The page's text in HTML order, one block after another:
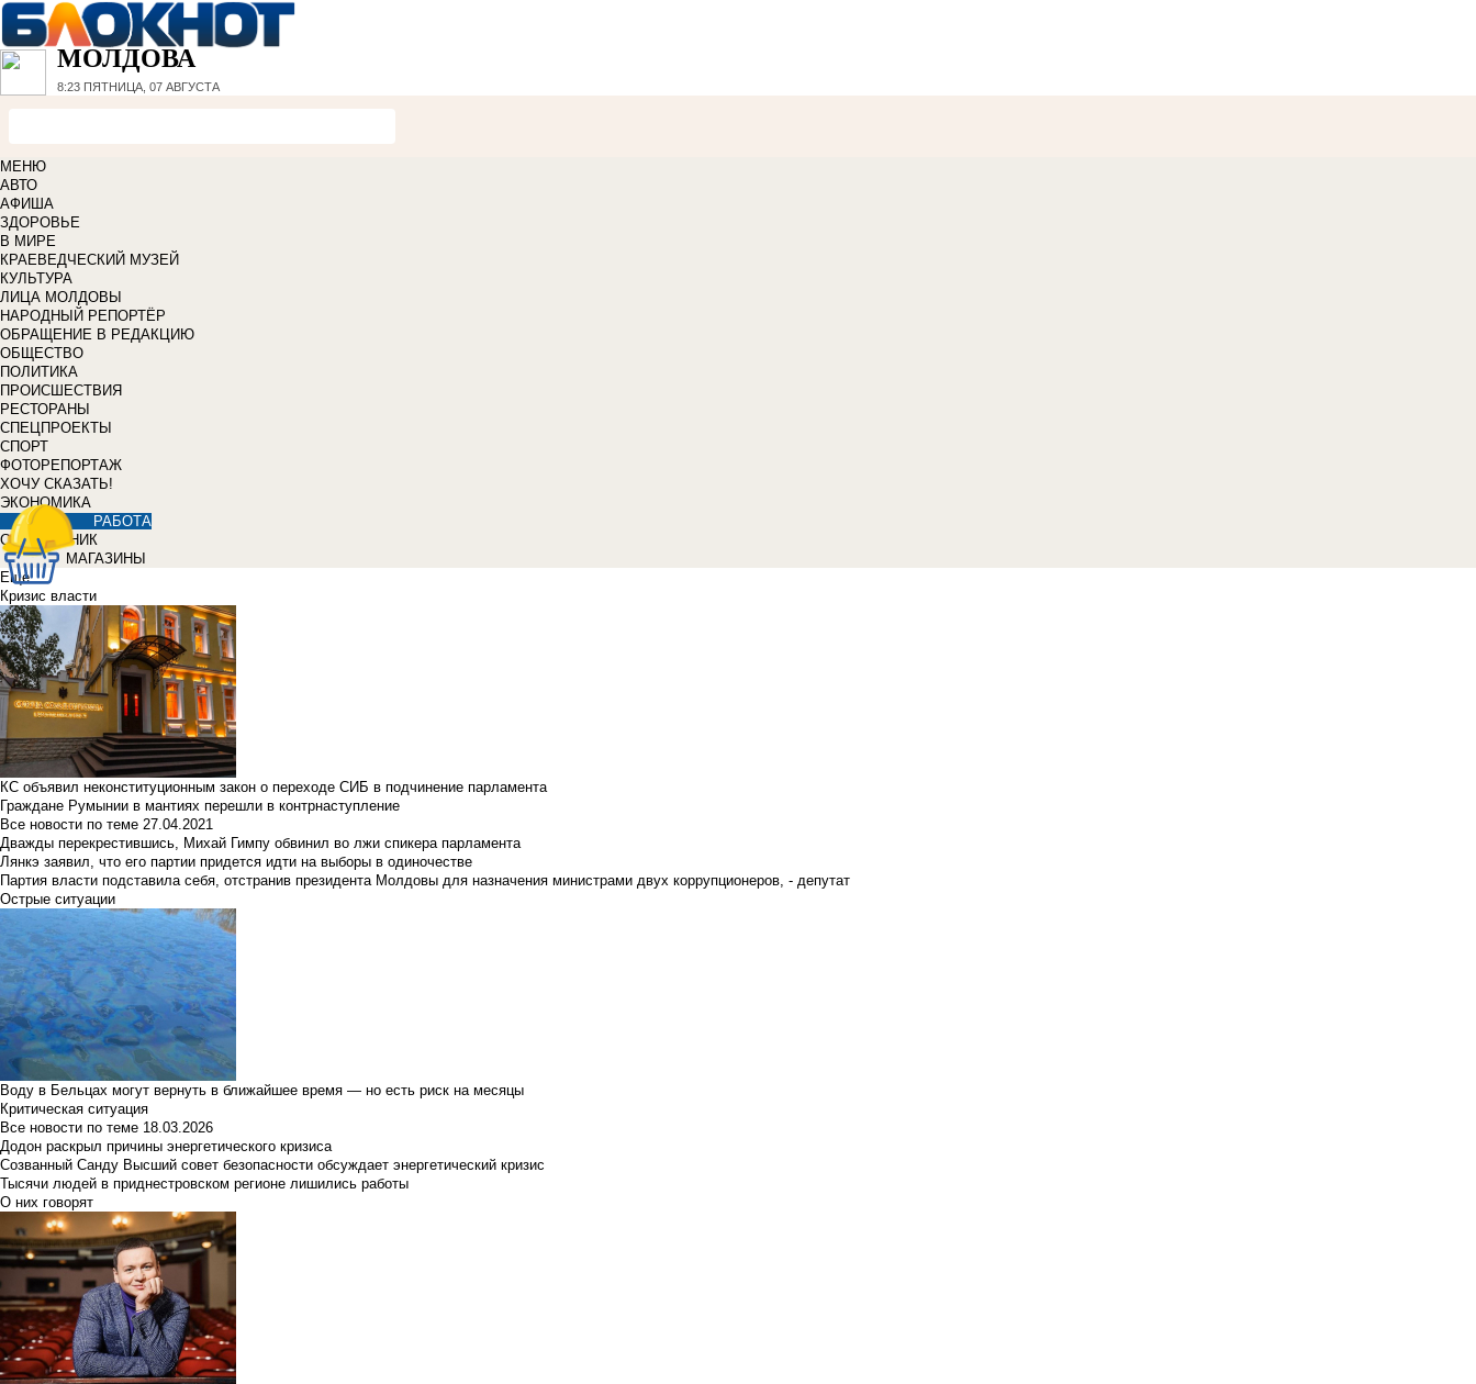
МОЛДОВА
8:23 ПЯТНИЦА, 07 АВГУСТА
МЕНЮ
АВТО
АФИША
ЗДОРОВЬЕ
В МИРЕ
КРАЕВЕДЧЕСКИЙ МУЗЕЙ
КУЛЬТУРА
ЛИЦА МОЛДОВЫ
НАРОДНЫЙ РЕПОРТЁР
ОБРАЩЕНИЕ В РЕДАКЦИЮ
ОБЩЕСТВО
ПОЛИТИКА
ПРОИСШЕСТВИЯ
РЕСТОРАНЫ
СПЕЦПРОЕКТЫ
СПОРТ
ФОТОРЕПОРТАЖ
ХОЧУ СКАЗАТЬ!
ЭКОНОМИКА
РАБОТА
СПРАВОЧНИК
МАГАЗИНЫ
Еще
Кризис власти
КС объявил неконституционным закон о переходе СИБ в подчинение парламента
Граждане Румынии в мантиях перешли в контрнаступление
Все новости по теме 27.04.2021
Дважды перекрестившись, Михай Гимпу обвинил во лжи спикера парламента
Лянкэ заявил, что его партии придется идти на выборы в одиночестве
Партия власти подставила себя, отстранив президента Молдовы для назначения министрами двух коррупционеров, - депутат
Острые ситуации
Воду в Бельцах могут вернуть в ближайшее время — но есть риск на месяцы
Критическая ситуация
Все новости по теме 18.03.2026
Додон раскрыл причины энергетического кризиса
Созванный Санду Высший совет безопасности обсуждает энергетический кризис
Тысячи людей в приднестровском регионе лишились работы
О них говорят